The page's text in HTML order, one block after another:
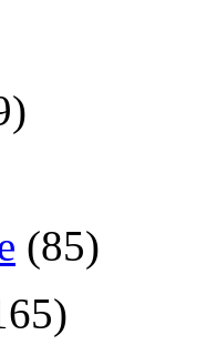
(85)